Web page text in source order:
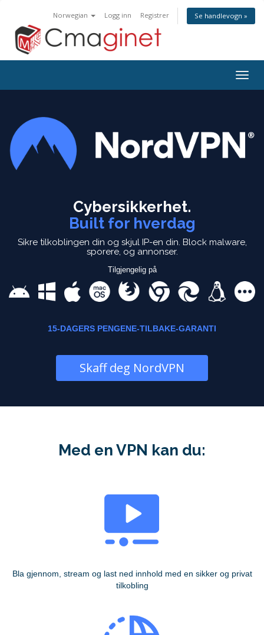
Norwegian Logg inn Registrer Se handlevogn »
Bytt
Cybersikkerhet.
Built for hverdag
Sikre tilkoblingen din og skjul IP-en din. Block malware,
sporere, og annonser.
Tilgjengelig på
15-DAGERS PENGENE-TILBAKE-GARANTI
Skaff deg NordVPN
Med en VPN kan du:
Bla gjennom, stream og last ned innhold med en sikker og privat
tilkobling